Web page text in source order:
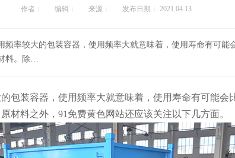
作者： 编辑： 来源： 发布日期： 2021.04.13
较大的包装容器，使用频率大就意味着，使用寿命有可能会
。除…
器，使用频率大就意味着，使用寿命有可能会比
之外，91免费黄色网站还应该关注以下几方面。